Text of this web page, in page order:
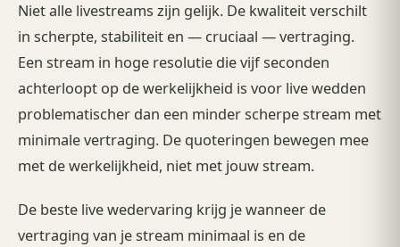
Niet alle livestreams zijn gelijk. De kwaliteit verschilt
in scherpte, stabiliteit en — cruciaal — vertraging.
Een stream in hoge resolutie die vijf seconden
achterloopt op de werkelijkheid is voor live wedden
problematischer dan een minder scherpe stream met
minimale vertraging. De quoteringen bewegen mee
met de werkelijkheid, niet met jouw stream.
De beste live wedervaring krijg je wanneer de
vertraging van je stream minimaal is en de